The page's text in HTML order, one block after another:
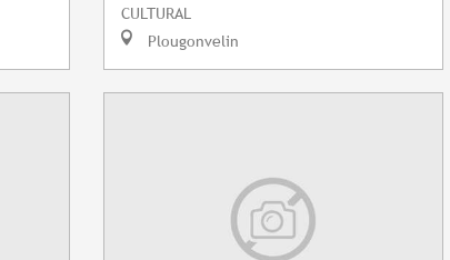
CULTURAL
Plougonvelin